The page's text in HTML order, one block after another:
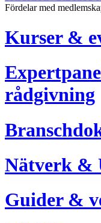
Fördelar med
Kurser &
rådgivning
Nätverk &
Guider &